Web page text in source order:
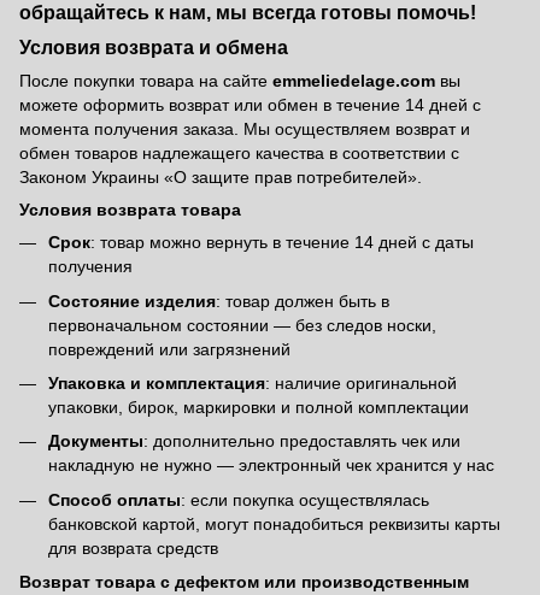
обращайтесь к нам, мы всегда готовы помочь!
Условия возврата и обмена
После покупки товара на сайте emmeliedelage.com вы
можете оформить возврат или обмен в течение 14 дней с
момента получения заказа. Мы осуществляем возврат и
обмен товаров надлежащего качества в соответствии с
Законом Украины «О защите прав потребителей».
Условия возврата товара
Срок: товар можно вернуть в течение 14 дней с даты
получения
Состояние изделия: товар должен быть в
первоначальном состоянии — без следов носки,
повреждений или загрязнений
Упаковка и комплектация: наличие оригинальной
упаковки, бирок, маркировки и полной комплектации
Документы: дополнительно предоставлять чек или
накладную не нужно — электронный чек хранится у нас
Способ оплаты: если покупка осуществлялась
банковской картой, могут понадобиться реквизиты карты
для возврата средств
Возврат товара с дефектом или производственным